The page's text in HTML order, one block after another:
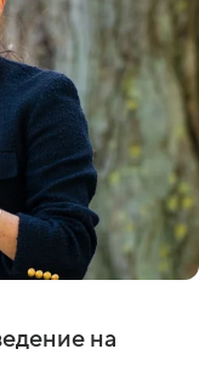
на